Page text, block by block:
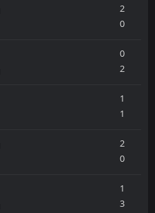
2
0
0
2
1
1
2
0
1
3